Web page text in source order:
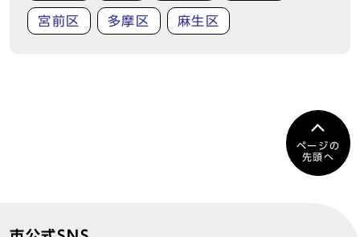
宮前区 多摩区 麻生区
ページの
先頭へ